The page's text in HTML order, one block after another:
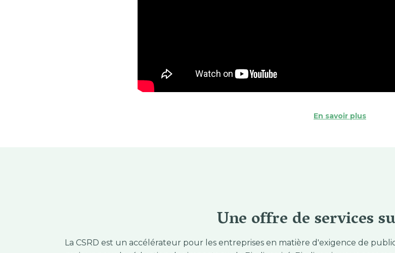
En savoir plus
Une offre de services
La CSRD est un accélérateur pour les entreprises en matière d'exigence de